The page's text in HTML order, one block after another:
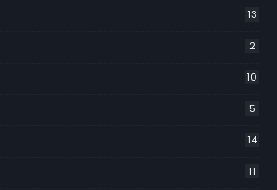
13
2
10
5
14
11